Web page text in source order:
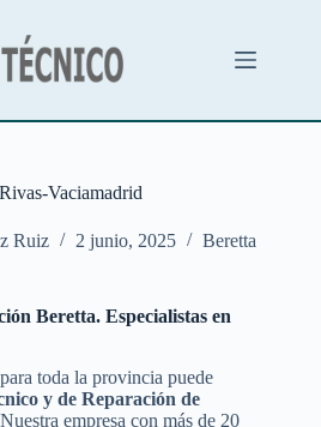
Vaciamadrid
Ruiz 2 junio, 2025 Beretta
Beretta. Especialistas en
toda la provincia puede
y de Reparación de
empresa con más de 20